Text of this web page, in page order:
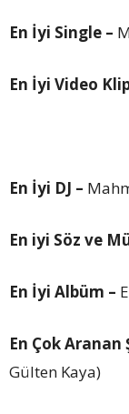
En İyi Single –
En İyi Video
En İyi DJ –
En iyi Söz ve
En İyi Albüm –
En Çok Aranan
Gülten Kaya)